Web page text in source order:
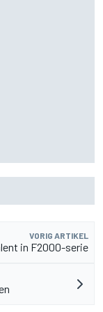
VORIG ARTIKEL
in F2000-serie